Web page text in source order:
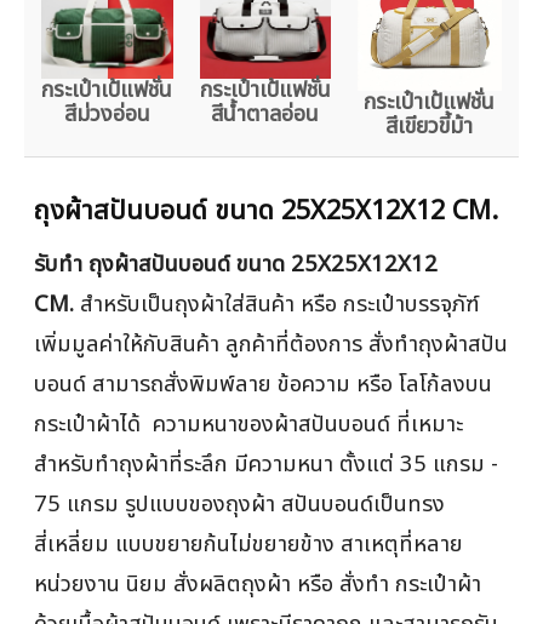
กระเป๋าเป้แฟชั่น
สีม่วงอ่อน
กระเป๋าเป้แฟชั่น
สีน้ำตาลอ่อน กระเป๋าเป้แฟชั่น
สีเขียวขี้ม้า
ถุงผ้าสปันบอนด์ ขนาด 25X25X12X12 CM.
รับทำ ถุงผ้าสปันบอนด์ ขนาด 25X25X12X12
CM. สำหรับเป็นถุงผ้าใส่สินค้า หรือ กระเป๋าบรรจุภัฑ์
เพิ่มมูลค่าให้กับสินค้า ลูกค้าที่ต้องการ สั่งทำถุงผ้าสปัน
บอนด์ สามารถสั่งพิมพ์ลาย ข้อความ หรือ โลโก้ลงบน
กระเป๋าผ้าได้ ความหนาของผ้าสปันบอนด์ ที่เหมาะ
สำหรับทำถุงผ้าที่ระลึก มีความหนา ตั้งแต่ 35 แกรม -
75 แกรม รูปแบบของถุงผ้า สปันบอนด์เป็นทรง
สี่เหลี่ยม แบบขยายก้นไม่ขยายข้าง สาเหตุที่หลาย
หน่วยงาน นิยม สั่งผลิตถุงผ้า หรือ สั่งทำ กระเป๋าผ้า